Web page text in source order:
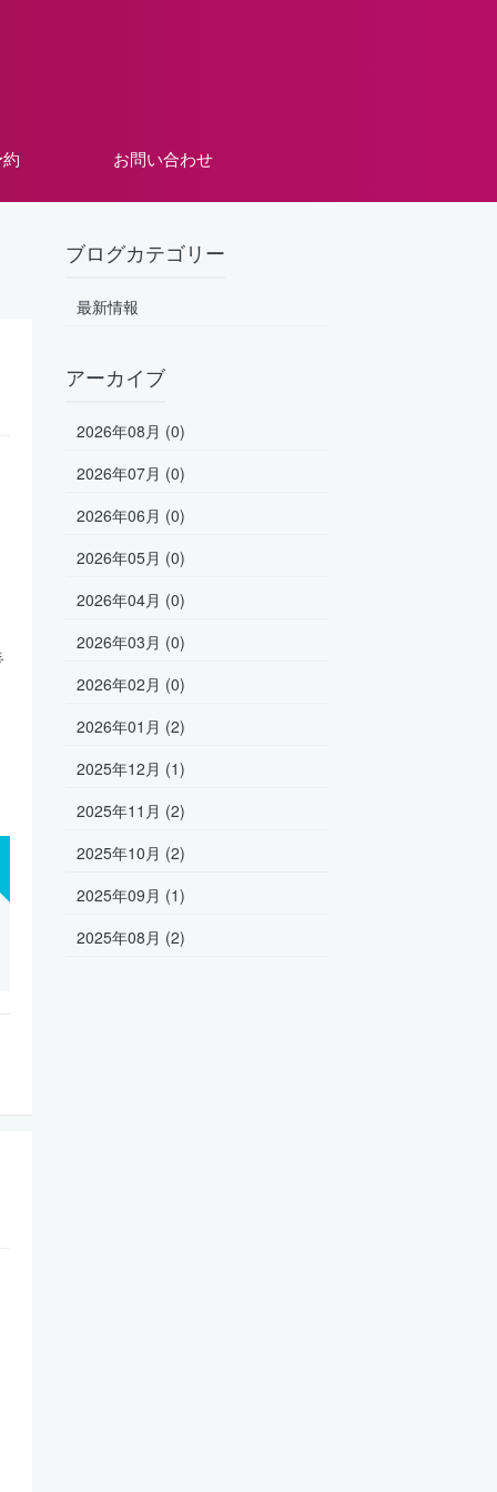
お問い合わせ
ブログカテゴリー
最新情報
アーカイブ
2026年08月 (0)
2026年07月 (0)
2026年06月 (0)
2026年05月 (0)
2026年04月 (0)
2026年03月 (0)
2026年02月 (0)
2026年01月 (2)
2025年12月 (1)
2025年11月 (2)
2025年10月 (2)
2025年09月 (1)
2025年08月 (2)